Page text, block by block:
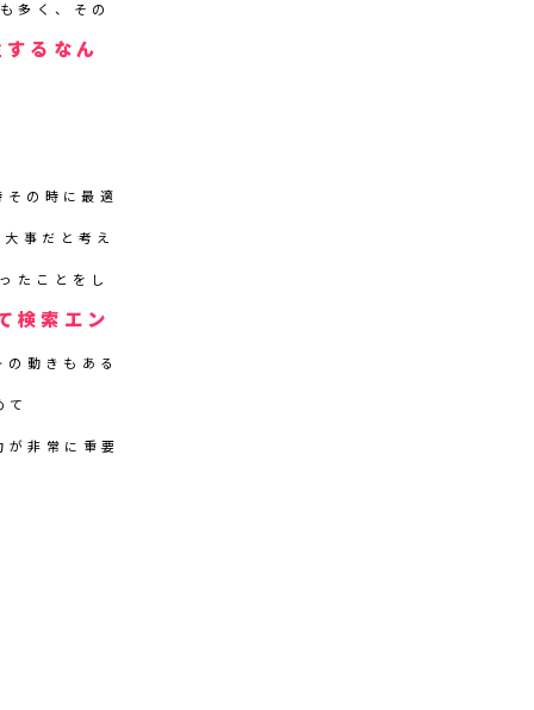
多く、その
るなん
の時に最適
事だと考え
たことをし
検索エン
動きもある
て
非常に重要